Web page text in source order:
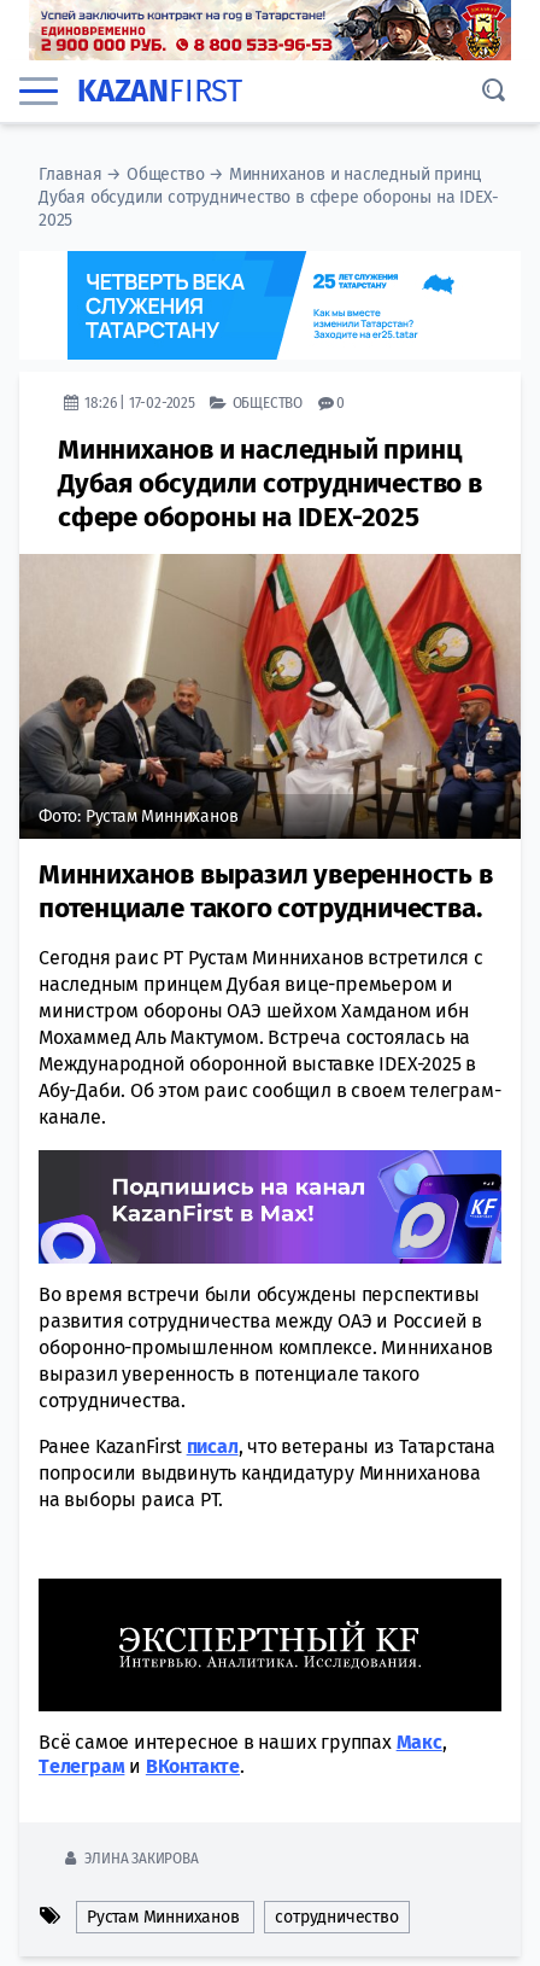
KAZANFIRST
Главная →Общество→ Минниханов и наследный принц
Дубая обсудили сотрудничество в сфере обороны на IDEX-
2025
18:26 | 17-02-2025 ОБЩЕСТВО 0
Минниханов и наследный принц
Дубая обсудили сотрудничество в
сфере обороны на IDEX-2025
Фото: Рустам Минниханов
Минниханов выразил уверенность в
потенциале такого сотрудничества.
Сегодня раис РТ Рустам Минниханов встретился с
наследным принцем Дубая вице-премьером и
министром обороны ОАЭ шейхом Хамданом ибн
Мохаммед Аль Мактумом. Встреча состоялась на
Международной оборонной выставке IDEX-2025 в
Абу-Даби. Об этом раис сообщил в своем телеграм-
канале.
Во время встречи были обсуждены перспективы
развития сотрудничества между ОАЭ и Россией в
оборонно-промышленном комплексе. Минниханов
выразил уверенность в потенциале такого
сотрудничества.
Ранее KazanFirst писал, что ветераны из Татарстана
попросили выдвинуть кандидатуру Минниханова
на выборы раиса РТ.
Всё самое интересное в наших группах Макс,
Tелеграми ВКонтакте.
ЭЛИНА ЗАКИРОВА
Рустам Минниханов сотрудничество